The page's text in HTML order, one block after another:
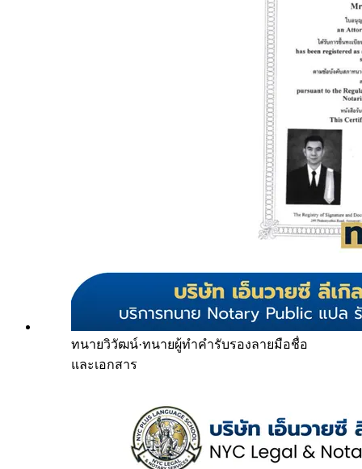
ทนายวิวัฒน์·ทนายผู้ทำคำรับรองลายมือชื่อ
และเอกสาร